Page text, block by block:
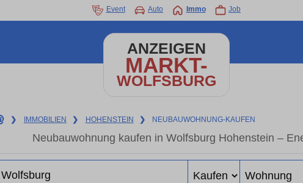
Event Auto Immo Job
ANZEIGEN
MARKT-
WOLFSBURG
❯ IMMOBILIEN ❯ HOHENSTEIN ❯ NEUBAUWOHNUNG-KAUFEN
Neubauwohnung kaufen in Wolfsburg Hohenstein –